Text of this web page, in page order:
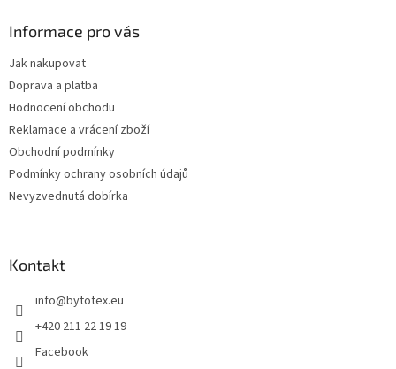
Informace pro vás
Jak nakupovat
Doprava a platba
Hodnocení obchodu
Reklamace a vrácení zboží
Obchodní podmínky
Podmínky ochrany osobních údajů
Nevyzvednutá dobírka
Kontakt
info@bytotex.eu
+420 211 22 19 19
Facebook